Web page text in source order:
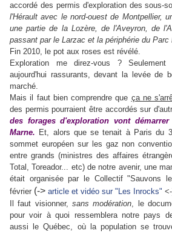
accordé des permis d'exploration des sous-
l'Hérault avec le nord-ouest de Montpellier,
une partie de la Lozère, de l'Aveyron, de
passant par le Larzac et la périphérie du
Fin 2010, le pot aux roses est révélé.
Exploration me direz-vous ?
aujourd'hui rassurants, devant la levée de
marché.
Mais il faut bien comprendre que ça ne
des permis pourraient être accordés sur
des forages d'exploration vont
Marne. Et, alors que se tenait à Paris du
sommet européen sur les gaz non
entre grands (ministres des affaires
Total, Toreador... etc) de notre avenir, une
était organisée par le Collectif "Sauvons
février (-> article et vidéo sur "Les Inrocks"
Il faut visionner, sans modération, le
pour voir à quoi ressemblera notre pays
aussi le Québec, où la population se